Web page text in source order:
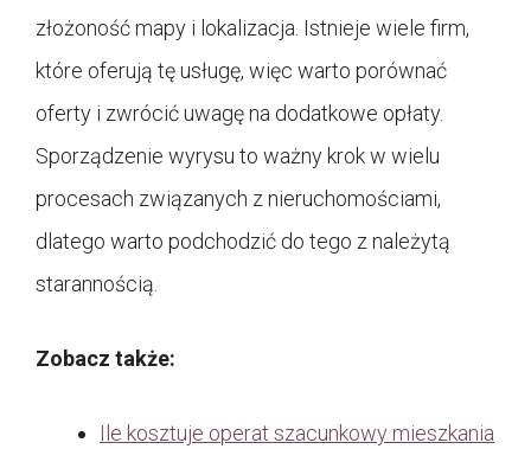
złożoność mapy i lokalizacja. Istnieje wiele firm,
które oferują tę usługę, więc warto porównać
oferty i zwrócić uwagę na dodatkowe opłaty.
Sporządzenie wyrysu to ważny krok w wielu
procesach związanych z nieruchomościami,
dlatego warto podchodzić do tego z należytą
starannością.
Zobacz także:
Ile kosztuje operat szacunkowy mieszkania